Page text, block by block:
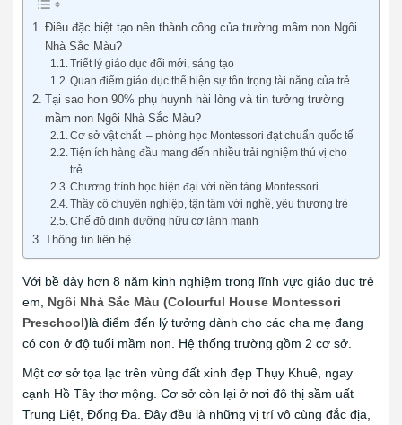
Điều đặc biệt tạo nên thành công của trường mầm non Ngôi
Nhà Sắc Màu?
Triết lý giáo dục đổi mới, sáng tạo
Quan điểm giáo dục thể hiện sự tôn trọng tài năng của trẻ
Tại sao hơn 90% phụ huynh hài lòng và tin tưởng trường
mầm non Ngôi Nhà Sắc Màu?
Cơ sở vật chất – phòng học Montessori đạt chuẩn quốc tế
Tiện ích hàng đầu mang đến nhiều trải nghiệm thú vị cho
trẻ
Chương trình học hiện đại với nền tảng Montessori
Thầy cô chuyên nghiệp, tận tâm với nghề, yêu thương trẻ
Chế độ dinh dưỡng hữu cơ lành mạnh
Thông tin liên hệ
Với bề dày hơn 8 năm kinh nghiệm trong lĩnh vực giáo dục trẻ
em, Ngôi Nhà Sắc Màu (Colourful House Montessori
Preschool)là điểm đến lý tưởng dành cho các cha mẹ đang
có con ở độ tuổi mầm non. Hệ thống trường gồm 2 cơ sở.
Một cơ sở tọa lạc trên vùng đất xinh đẹp Thụy Khuê, ngay
cạnh Hồ Tây thơ mộng. Cơ sở còn lại ở nơi đô thị sầm uất
Trung Liệt, Đống Đa. Đây đều là những vị trí vô cùng đắc địa,